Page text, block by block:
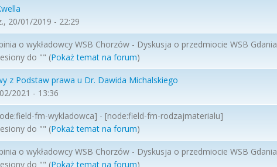
20/01/2019 - 22:29
o wykładowcy WSB Chorzów - Dyskusja o przedmiocie WSB Gdania
do "" (Pokaż temat na forum)
z Podstaw prawa u Dr. Dawida Michalskiego
2021 - 13:36
fm-wykladowca] - [node:field-fm-rodzajmaterialu]
do "" (Pokaż temat na forum)
o wykładowcy WSB Chorzów - Dyskusja o przedmiocie WSB Gdania
do "" (Pokaż temat na forum)